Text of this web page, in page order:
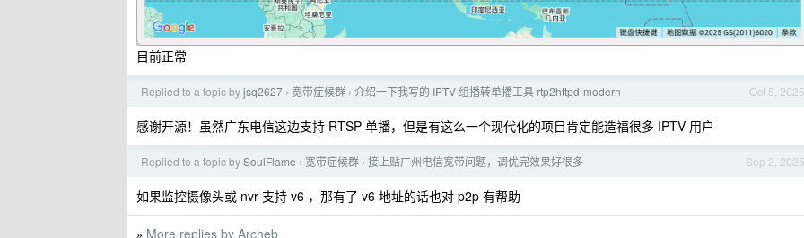
目前正常
Oct 5, 2025
Replied to a topic byjsq2627 › 宽带症候群 › 介绍一下我写的 IPTV 组播转单播工具 rtp2httpd-modern
感谢开源！虽然广东电信这边支持 RTSP 单播，但是有这么一个现代化的项目肯定能造福很多 IPTV 用户
Sep 2, 2025
Replied to a topic bySoulFlame › 宽带症候群 › 接上贴广州电信宽带问题，调优完效果好很多
如果监控摄像头或 nvr 支持 v6 ，那有了 v6 地址的话也对 p2p 有帮助
» More replies by Archeb